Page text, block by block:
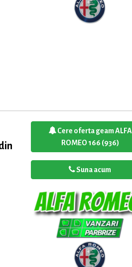
Cere oferta geam ALFA
ROMEO 166 (936)
Suna acum